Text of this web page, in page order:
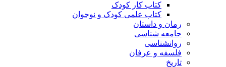
کتاب کار کودک
کتاب علمی کودک و نوجوان
رمان و داستان
جامعه شناسی
روانشناسی
فلسفه و عرفان
تاریخ